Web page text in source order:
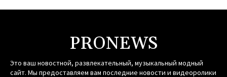
PRONEWS
Это ваш новостной, развлекательный, музыкальный модный
сайт. Мы предоставляем вам последние новости и видеоролики